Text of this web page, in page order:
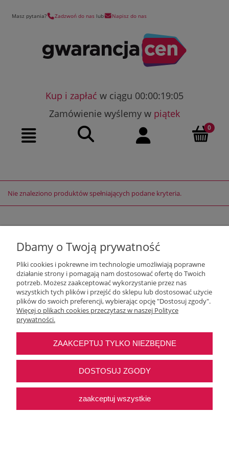
Masz pytania? Zadzwoń do nas lub Napisz do nas
Kup i zapłać w ciągu 00:00:19:05
Zamówienie wyślemy w piątek
Nie znaleziono produktów spełniających podane kryteria.
Moje konto
Najczęstsze pytania
Pomoc
Dbamy o Twoją prywatność
Pliki cookies i pokrewne im technologie umożliwiają poprawne
działanie strony i pomagają nam dostosować ofertę do Twoich
potrzeb. Możesz zaakceptować wykorzystanie przez nas
wszystkich tych plików i przejść do sklepu lub dostosować użycie
plików do swoich preferencji, wybierając opcję "Dostosuj zgody".
Więcej o plikach cookies przeczytasz w naszej Polityce
prywatności.
ZAAKCEPTUJ TYLKO NIEZBĘDNE
DOSTOSUJ ZGODY
zaakceptuj wszystkie